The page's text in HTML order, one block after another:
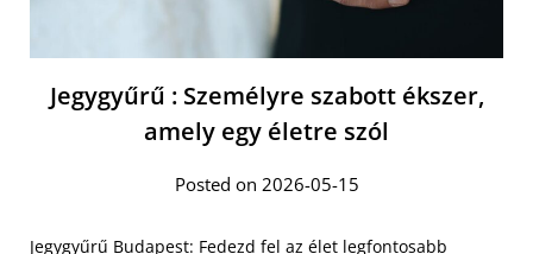
Jegygyűrű : Személyre szabott ékszer,
amely egy életre szól
Posted on 2026-05-15
Jegygyűrű Budapest: Fedezd fel az élet legfontosabb